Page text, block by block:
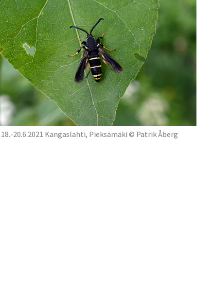
18.-20.6.2021 Kangaslahti, Pieksämäki © Patrik Åberg